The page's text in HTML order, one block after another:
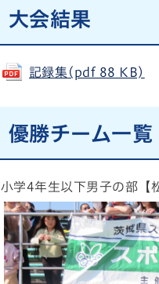
大会結果
記録集(pdf 88 KB)
優勝チーム一覧
小学4年生以下男子の部【